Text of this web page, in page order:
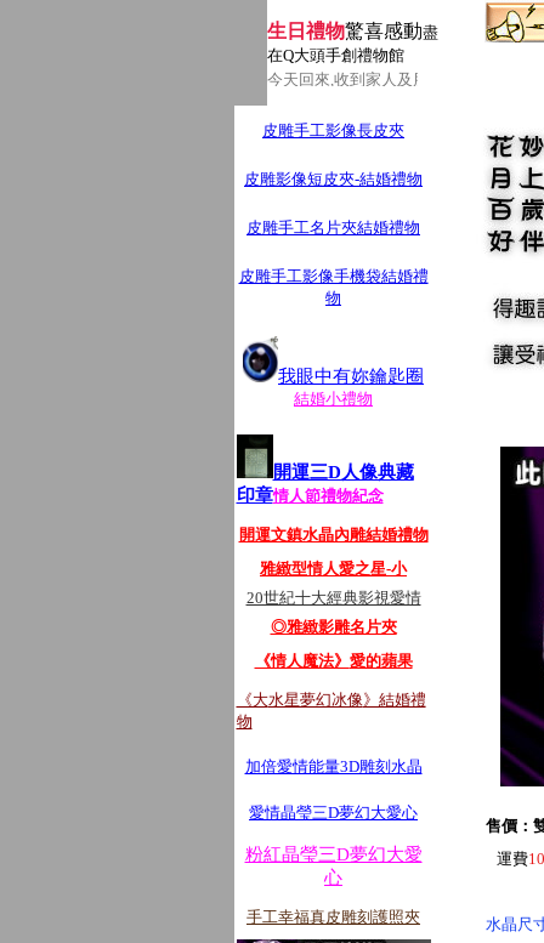
生日禮物驚喜感動盡
在Q大頭手創禮物館
今天回來,收到家人及朋友送的生日人
皮雕手工影像長皮夾
皮雕影像短皮夾-結婚禮物
皮雕手工名片夾結婚禮物
皮雕手工影像手機袋結婚禮
物
我眼中有妳鑰匙圈
結婚小禮物
開運三D人像典藏
印章情人節禮物紀念
開運文鎮水晶內雕結婚禮物
雅緻型情人愛之星-小
20世紀十大經典影視愛情
◎雅緻影雕名片夾
《情人魔法》 愛的蘋果
《大水星夢幻冰像》結婚禮
物
加倍愛情能量3D雕刻水晶
愛情晶瑩三D夢幻大愛心
粉紅晶瑩三D夢幻大愛
心
手工幸福真皮雕刻護照夾
售價：
運費
水晶尺